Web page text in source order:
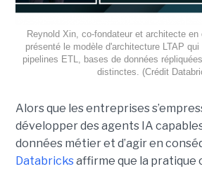
Reynold Xin, co-fondateur et architecte
présenté le modèle d'architecture LTAP
pipelines ETL, bases de données
distinctes. (Crédit
Alors que les entreprises
développer des agents IA
données métier et d’agir en
Databricksaffirme que la pratique